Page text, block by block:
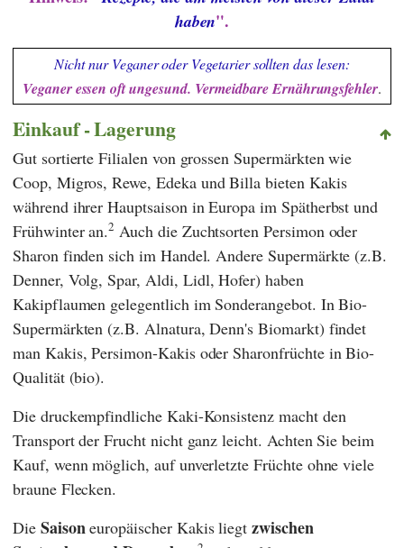
haben".
Nicht nur Veganer oder Vegetarier sollten das lesen:
Veganer essen oft ungesund. Vermeidbare Ernährungsfehler.
Einkauf - Lagerung
Gut sortierte Filialen von grossen Supermärkten wie
Coop, Migros,Rewe, EdekaundBilla bieten Kakis
während ihrer Hauptsaison in Europa im Spätherbst und
Frühwinter an.2 Auch die Zuchtsorten Persimon oder
Sharon finden sich im Handel. Andere Supermärkte (z.B.
Denner, Volg,Spar, Aldi, Lidl,Hofer) haben
Kakipflaumen gelegentlich im Sonderangebot. In Bio-
Supermärkten (z.B. Alnatura,Denn's Biomarkt) findet
man Kakis, Persimon-Kakis oder Sharonfrüchte in Bio-
Qualität (bio).
Die druckempfindliche Kaki-Konsistenz macht den
Transport der Frucht nicht ganz leicht. Achten Sie beim
Kauf, wenn möglich, auf unverletzte Früchte ohne viele
braune Flecken.
Die Saisoneuropäischer Kakis liegtzwischen